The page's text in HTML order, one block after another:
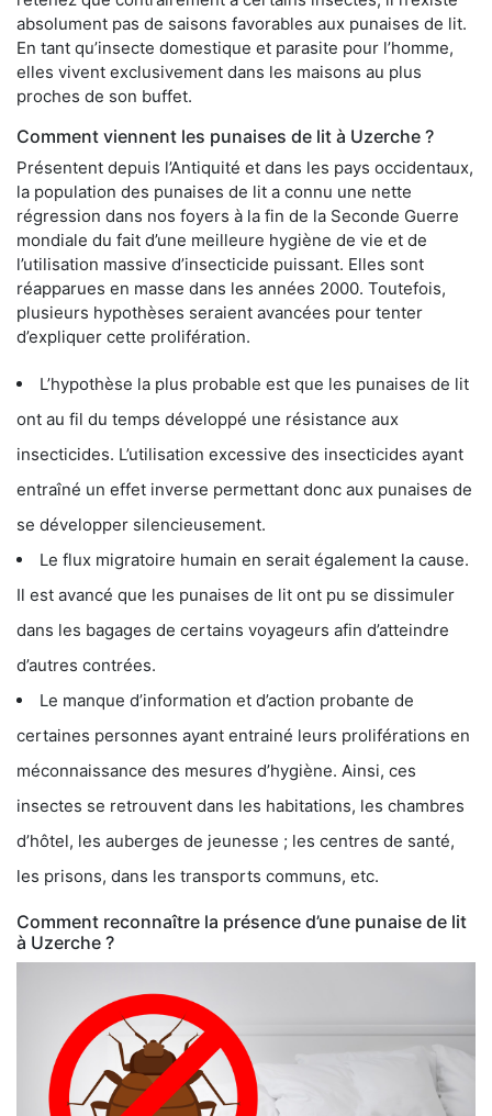
absolument pas de saisons favorables aux punaises de lit.
En tant qu’insecte domestique et parasite pour l’homme,
elles vivent exclusivement dans les maisons au plus
proches de son buffet.
Comment viennent les punaises de lit à Uzerche ?
Présentent depuis l’Antiquité et dans les pays occidentaux,
la population des punaises de lit a connu une nette
régression dans nos foyers à la fin de la Seconde Guerre
mondiale du fait d’une meilleure hygiène de vie et de
l’utilisation massive d’insecticide puissant. Elles sont
réapparues en masse dans les années 2000. Toutefois,
plusieurs hypothèses seraient avancées pour tenter
d’expliquer cette prolifération.
L’hypothèse la plus probable est que les punaises de lit
ont au fil du temps développé une résistance aux
insecticides. L’utilisation excessive des insecticides ayant
entraîné un effet inverse permettant donc aux punaises de
se développer silencieusement.
Le flux migratoire humain en serait également la cause.
Il est avancé que les punaises de lit ont pu se dissimuler
dans les bagages de certains voyageurs afin d’atteindre
d’autres contrées.
Le manque d’information et d’action probante de
certaines personnes ayant entrainé leurs proliférations en
méconnaissance des mesures d’hygiène. Ainsi, ces
insectes se retrouvent dans les habitations, les chambres
d’hôtel, les auberges de jeunesse ; les centres de santé,
les prisons, dans les transports communs, etc.
Comment reconnaître la présence d’une punaise de lit
à Uzerche ?